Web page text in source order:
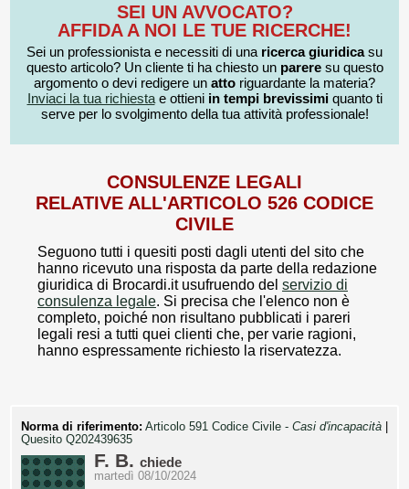
SEI UN AVVOCATO?
AFFIDA A NOI LE TUE RICERCHE!
Sei un professionista e necessiti di una ricerca giuridicasu
questo articolo? Un cliente ti ha chiesto un pareresu questo
argomento o devi redigere un atto riguardante la materia?
Inviaci la tua richiestae ottieni in tempi brevissimiquanto ti
serve per lo svolgimento della tua attività professionale!
CONSULENZE LEGALI
RELATIVE ALL'ARTICOLO 526 CODICE
CIVILE
Seguono tutti i quesiti posti dagli utenti del sito che
hanno ricevuto una risposta da parte della redazione
giuridica di Brocardi.it usufruendo del servizio di
consulenza legale. Si precisa che l'elenco non è
completo, poiché non risultano pubblicati i pareri
legali resi a tutti quei clienti che, per varie ragioni,
hanno espressamente richiesto la riservatezza.
Norma di riferimento: Articolo 591 Codice Civile - Casi d'incapacità
Quesito Q202439635
F. B. chiede
martedì 08/10/2024